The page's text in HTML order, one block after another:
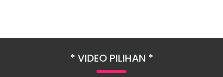
VIDEO PILIHAN